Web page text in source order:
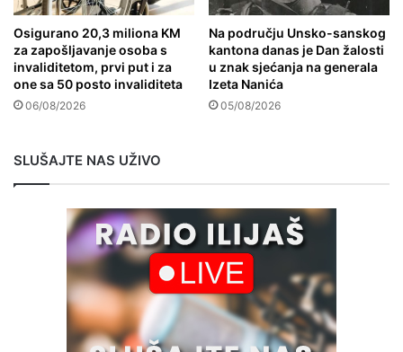
Osigurano 20,3 miliona KM
za zapošljavanje osoba s
invaliditetom, prvi put i za
one sa 50 posto invaliditeta
06/08/2026
Na području Unsko-sanskog
kantona danas je Dan žalosti
u znak sjećanja na generala
Izeta Nanića
05/08/2026
SLUŠAJTE NAS UŽIVO